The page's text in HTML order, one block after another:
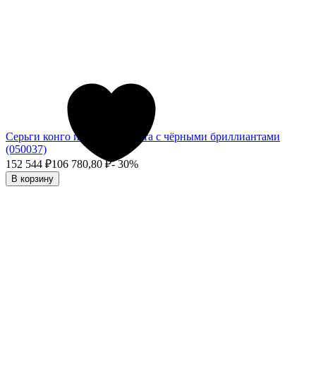
Серьги конго из белого золота с чёрными бриллиантами
(050037)
152 544 ₽106 780,80₽- 30%
В корзину